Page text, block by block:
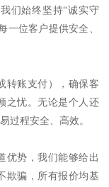
们始终坚持“诚实守
一位客户提供安全、
转账支付），确保客
之忧。无论是个人还
过程安全、高效。
优势，我们能够给出
欺骗，所有报价均基